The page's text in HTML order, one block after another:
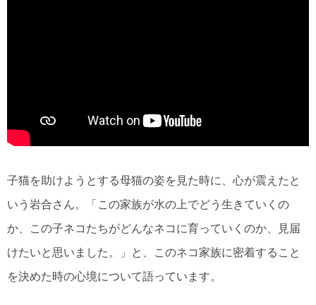
子猫を助けようとする母猫の姿を見た時に、心が震えたと
いう岩合さん。「この家族が水の上でどう生きていくの
か、この子ネコたちがどんなネコに育っていくのか、見届
けたいと思いました。」と、このネコ家族に密着すること
を決めた時の心境について語っています。